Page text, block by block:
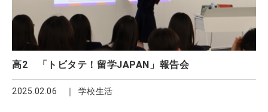
高2 「トビタテ！留学JAPAN」報告会
2025.02.06 学校生活